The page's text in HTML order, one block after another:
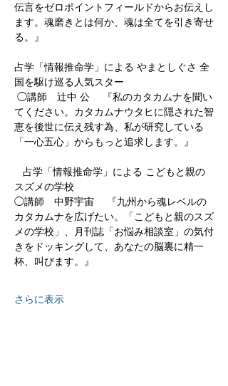
伝言をゼロポイントフィールドからお伝えし
ます。魂磨きとは何か、魂は全てを引き寄せ
る。』
占学「情報推命学」による やまとしぐさ 全
国を駆け巡る人気スター
てください。カタカムナウタヒに隠された智
恵を後世に伝え残す為、私が研究している
「一心五心」からもっと追求します。』
スズメの学校
◯講師　中野宇宙 　『九州から魂レベルの
カタカムナを広げたい。「こどもと親のスズ
メの学校」、月刊誌「お悩み相談室」の気付
きをドッキングして、あなたの脳裏に精一
杯、叫びます。』
さらに表示